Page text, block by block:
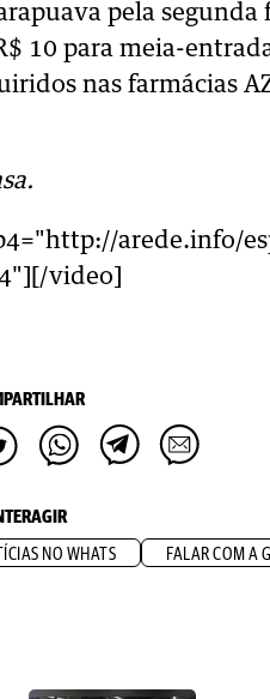
pela segunda
10 para meia-
nas farmácias
arede.info/
video]
NO WHATS FALAR COM A